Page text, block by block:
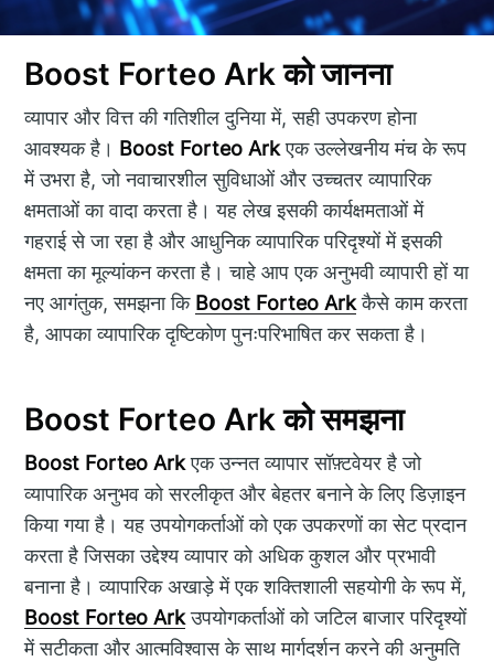
Boost Forteo Ark को जानना
व्यापार और वित्त की गतिशील दुनिया में, सही उपकरण होना
आवश्यक है। Boost Forteo Arkएक उल्लेखनीय मंच के रूप
में उभरा है, जो नवाचारशील सुविधाओं और उच्चतर व्यापारिक
क्षमताओं का वादा करता है। यह लेख इसकी कार्यक्षमताओं में
गहराई से जा रहा है और आधुनिक व्यापारिक परिदृश्यों में इसकी
क्षमता का मूल्यांकन करता है। चाहे आप एक अनुभवी व्यापारी हों या
नए आगंतुक, समझना कि Boost Forteo Arkकैसे काम करता
है, आपका व्यापारिक दृष्टिकोण पुनःपरिभाषित कर सकता है।
Boost Forteo Ark को समझना
Boost Forteo Arkएक उन्नत व्यापार सॉफ़्टवेयर है जो
व्यापारिक अनुभव को सरलीकृत और बेहतर बनाने के लिए डिज़ाइन
किया गया है। यह उपयोगकर्ताओं को एक उपकरणों का सेट प्रदान
करता है जिसका उद्देश्य व्यापार को अधिक कुशल और प्रभावी
बनाना है। व्यापारिक अखाड़े में एक शक्तिशाली सहयोगी के रूप में,
Boost Forteo Arkउपयोगकर्ताओं को जटिल बाजार परिदृश्यों
में सटीकता और आत्मविश्वास के साथ मार्गदर्शन करने की अनुमति